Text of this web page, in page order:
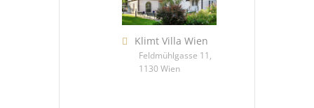
Klimt Villa Wien
Feldmühlgasse 11,
1130 Wien